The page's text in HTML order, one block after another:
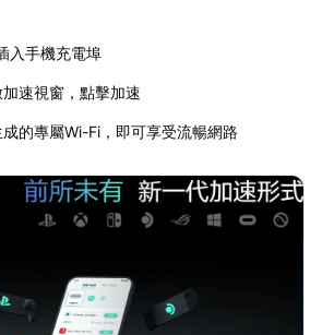
入手機充電埠
速視窗，點擊加速
的專屬Wi-Fi，即可享受流暢網路